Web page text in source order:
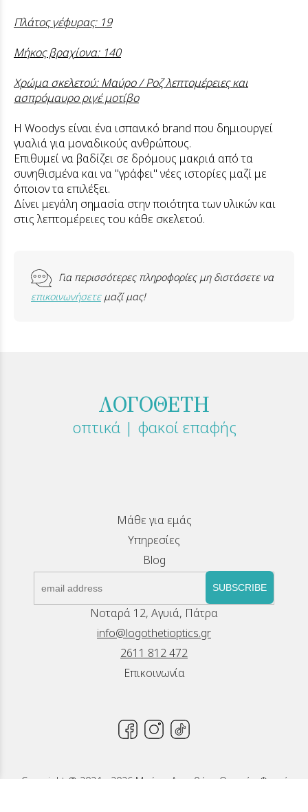
Πλάτος γέφυρας: 19
Μήκος βραχίονα: 140
Χρώμα σκελετού: Μαύρο / Ροζ λεπτομέρειες και
ασπρόμαυρο ριγέ μοτίβο
Η Woodys είναι ένα ισπανικό brand που δημιουργεί
γυαλιά για μοναδικούς ανθρώπους.
Επιθυμεί να βαδίζει σε δρόμους μακριά από τα
συνηθισμένα και να "γράφει" νέες ιστορίες μαζί με
όποιον τα επιλέξει.
Δίνει μεγάλη σημασία στην ποιότητα των υλικών και
στις λεπτομέρειες του κάθε σκελετού.
Για περισσότερες πληροφορίες μη διστάσετε να
επικοινωνήσετεμαζί μας!
ΛΟΓΟΘΕΤΗ
οπτικά | φακοί επαφής
Μάθε για εμάς
Υπηρεσίες
Blog
SUBSCRIBE
Νοταρά 12, Αγυιά, Πάτρα
info@logothetioptics.gr
2611 812 472
Επικοινωνία
Copyright © 2024 - 2026 Μπέττυ Λογοθέτη, Οπτικά - Φακοί